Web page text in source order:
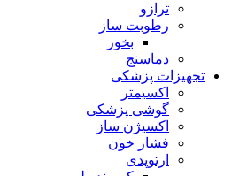
ترازو
رطوبت ساز
بخور
دماسنج
تجهیزات پزشکی
اکسیمتر
گوشی پزشکی
اکسیژن ساز
فشار خون
ارتوپدی